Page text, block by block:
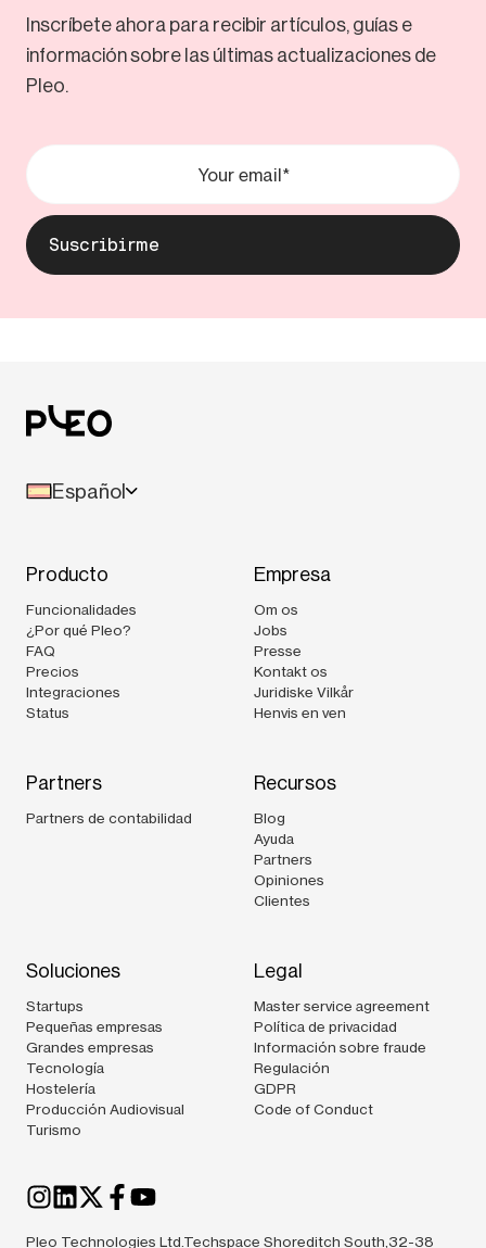
Inscríbete ahora para recibir artículos, guías e
información sobre las últimas actualizaciones de
Pleo.
Español
Producto
Funcionalidades
¿Por qué Pleo?
FAQ
Precios
Integraciones
Status
Empresa
Om os
Jobs
Presse
Kontakt os
Juridiske Vilkår
Henvis en ven
Partners
Partners de contabilidad
Recursos
Blog
Ayuda
Partners
Opiniones
Clientes
Soluciones
Startups
Pequeñas empresas
Grandes empresas
Tecnología
Hostelería
Producción Audiovisual
Turismo
Legal
Master service agreement
Política de privacidad
Información sobre fraude
Regulación
GDPR
Code of Conduct
Pleo Technologies Ltd.Techspace Shoreditch South,32-38